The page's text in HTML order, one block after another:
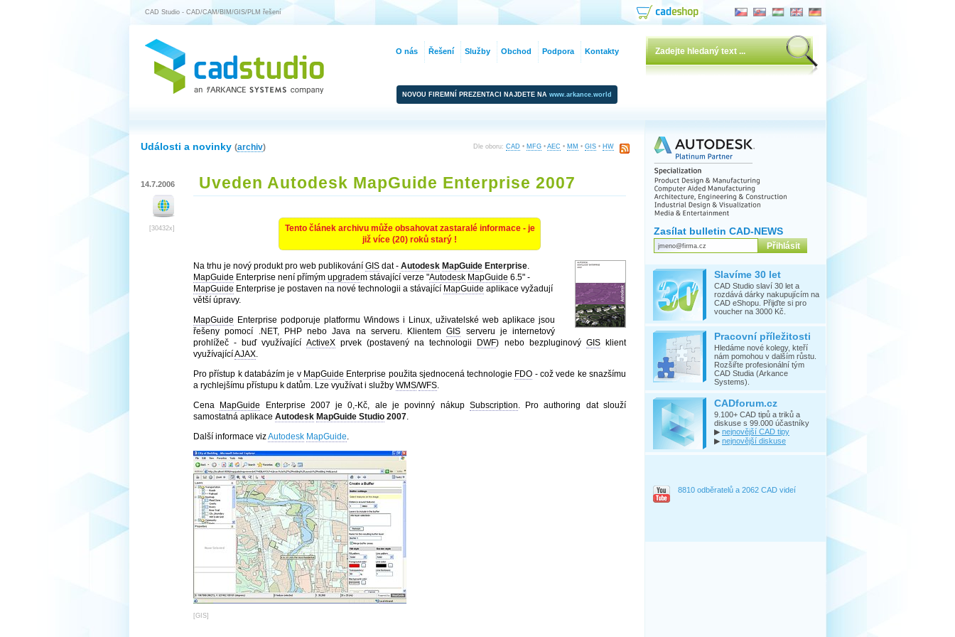
CAD Studio - CAD/CAM/BIM/GIS/PLM řešení
NOVOU FIREMNÍ PREZENTACI NAJDETE NA www.arkance.world
Dle oboru: CAD • MFG • AEC • MM • GIS • HW
Události a novinky (archiv)
14.7.2006
[30432x]
Uveden Autodesk MapGuide Enterprise 2007
Tento článek archivu může obsahovat zastaralé informace - je
již více (20) roků starý !
Na trhu je nový produkt pro web publikování GIS dat - Autodesk MapGuide Enterprise.
MapGuide Enterprise není přímým upgradem stávající verze "Autodesk MapGuide 6.5" -
MapGuide Enterprise je postaven na nové technologii a stávající MapGuide aplikace vyžadují
větší úpravy.
MapGuide Enterprise podporuje platformu Windows i Linux, uživatelské web aplikace jsou
řešeny pomocí .NET, PHP nebo Java na serveru. KlientemGIS serveru je internetový
prohlížeč - buď využívající ActiveXprvek (postavený na technologii DWF) nebo bezpluginový GISklient
využívajícíAJAX.
Pro přístup k databázím je v MapGuide Enterprise použita sjednocená technologie FDO - což vede ke snazšímu
a rychlejšímu přístupu k datům. Lze využívat i služby WMS/WFS.
Cena
MapGuide Enterprise 2007 je 0,-Kč, ale je povinný nákup Subscription. Pro authoring dat slouží
samostatná aplikace Autodesk MapGuide Studio 2007.
Další informace vizAutodesk MapGuide.
[GIS]
Zasílat bulletin CAD-NEWS
Slavíme 30 let
CAD Studio slaví 30 let a
rozdává dárky nakupujícím na
CAD eShopu. Přijďte si pro
voucher na 3000 Kč.
Pracovní příležitosti
Hledáme nové kolegy, kteří
nám pomohou v dalším růstu.
Rozšiřte profesionální tým
CAD Studia (Arkance
Systems).
CADforum.cz
9.100+ CAD tipů a triků a
diskuse s 99.000 účastníky
▶ nejnovější CAD tipy
▶ nejnovější diskuse
8810 odběratelů a 2062 CAD videí
O nás Řešení Služby Obchod Podpora Kontakty